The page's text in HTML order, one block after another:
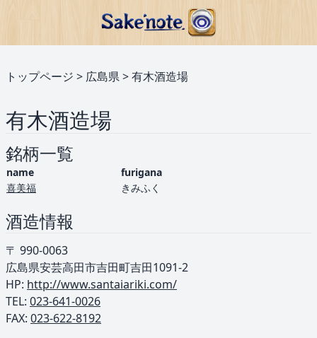
トップページ > 広島県>有木酒造場
有木酒造場
銘柄一覧
name
furigana
喜美福
きみふく
酒造情報
〒 990-0063
広島県安芸高田市吉田町吉田1091-2
HP: http://www.santaiariki.com/
TEL: ︎ 023-641-0026
FAX: 023-622-8192